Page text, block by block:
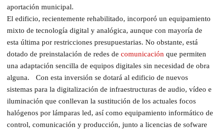
aportación municipal.
El edificio, recientemente rehabilitado, incorporó un equipamiento
mixto de tecnología digital y analógica, aunque con mayoría de
esta última por restricciones presupuestarias. No obstante, está
dotado de preinstalación de redes de comunicación que permiten
una adaptación sencilla de equipos digitales sin necesidad de obra
alguna. Con esta inversión se dotará al edificio de nuevos
sistemas para la digitalización de infraestructuras de audio, vídeo e
iluminación que conllevan la sustitución de los actuales focos
halógenos por lámparas led, así como equipamiento informático de
control, comunicación y producción, junto a licencias de sofware